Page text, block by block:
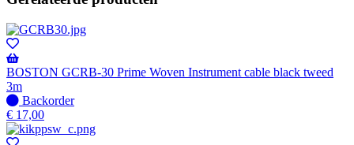
BOSTON GCRB-30 Prime Woven Instrument cable black tweed
3m
Niet
op
voorraad
-
Backorder
€ 17,00